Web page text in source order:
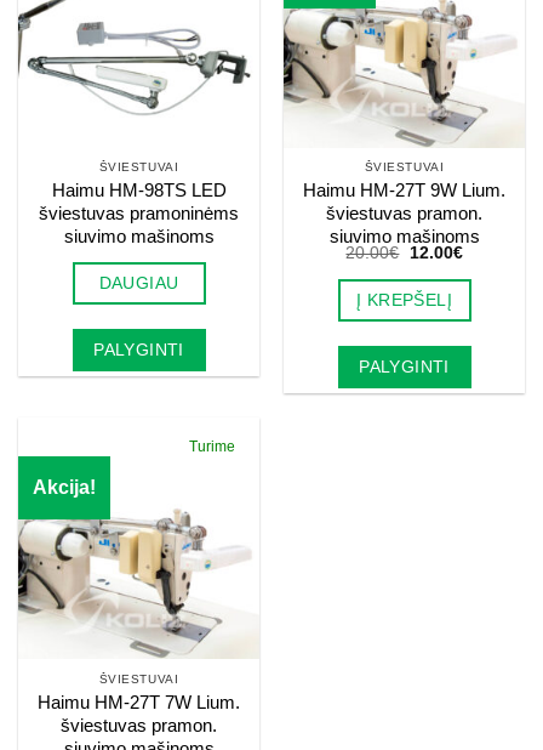
ŠVIESTUVAI
Haimu HM-98TS LED
šviestuvas pramoninėms
siuvimo mašinoms
DAUGIAU
PALYGINTI
ŠVIESTUVAI
Haimu HM-27T 9W Lium.
šviestuvas pramon.
siuvimo mašinoms
20.00€
Original
was:
20.00€.
12.00€Current
is:
Į KREPŠELĮ
PALYGINTI
Akcija!
Turime
ŠVIESTUVAI
Haimu HM-27T 7W Lium.
šviestuvas pramon.